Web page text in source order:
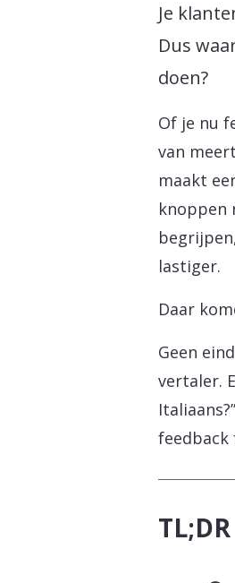
Je
Dus
doen?
Of je nu
van
maakt
knoppen
lastiger.
Daar
Geen
vertaler.